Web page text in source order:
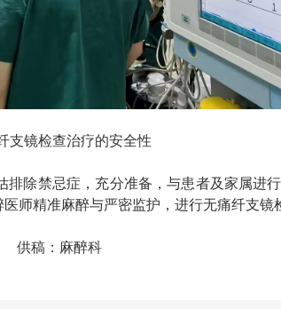
支镜检查治疗的安全性
除禁忌症，充分准备，与患者及家属进
师精准麻醉与严密监护，进行无痛纤支
供稿：麻醉科